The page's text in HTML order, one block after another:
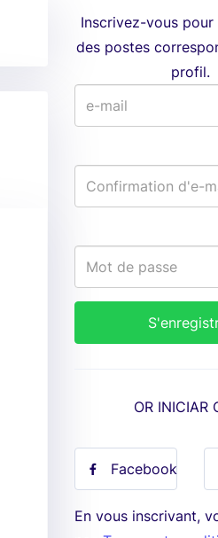
Inscrivez-vous
des postes
profil.
OR INICIAR
Facebook
En vous inscrivant,